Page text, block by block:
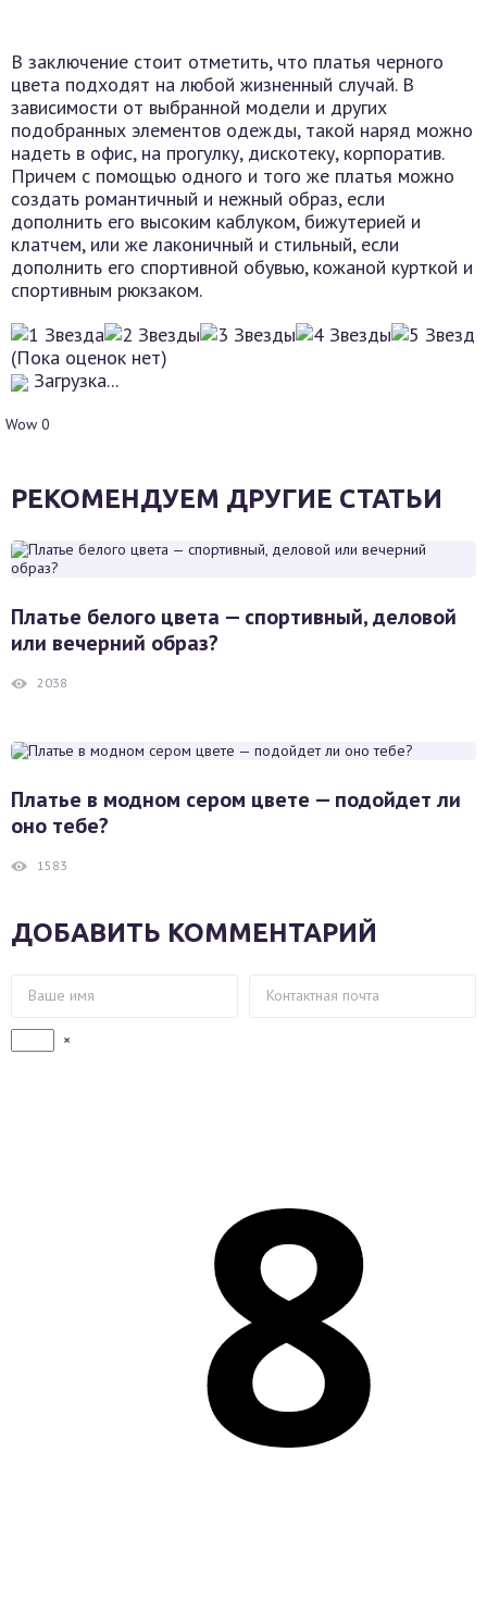
В заключение стоит отметить, что платья черного
цвета подходят на любой жизненный случай. В
зависимости от выбранной модели и других
подобранных элементов одежды, такой наряд можно
надеть в офис, на прогулку, дискотеку, корпоратив.
Причем с помощью одного и того же платья можно
создать романтичный и нежный образ, если
дополнить его высоким каблуком, бижутерией и
клатчем, или же лаконичный и стильный, если
дополнить его спортивной обувью, кожаной курткой и
спортивным рюкзаком.
(Пока оценок нет)
Загрузка...
Wow 0
РЕКОМЕНДУЕМ ДРУГИЕ СТАТЬИ
Платье белого цвета — спортивный, деловой
или вечерний образ?
2038
Платье в модном сером цвете — подойдет ли
оно тебе?
1583
ДОБАВИТЬ КОММЕНТАРИЙ
×